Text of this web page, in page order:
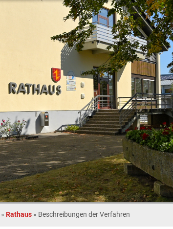
» Rathaus » Beschreibungen der Verfahren